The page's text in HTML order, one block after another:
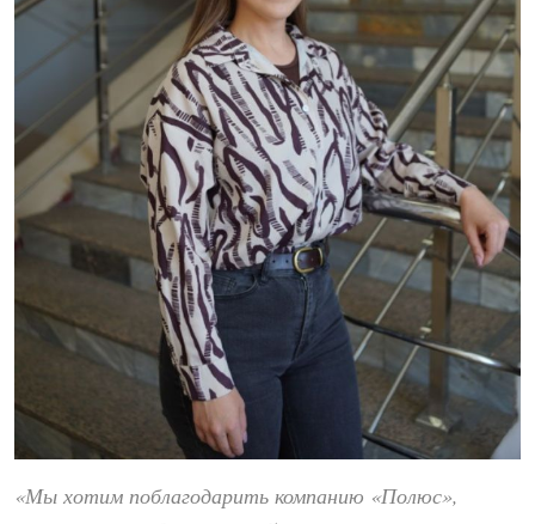
«Мы хотим поблагодарить компанию «Полюс»,